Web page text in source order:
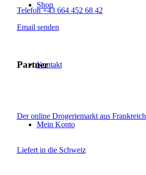
Shop
Kontakt
Mein Konto
Telefon +43 664 452 68 42
Email senden
Partner
Der online Drogeriemarkt aus Frankreich
Liefert in die Schweiz